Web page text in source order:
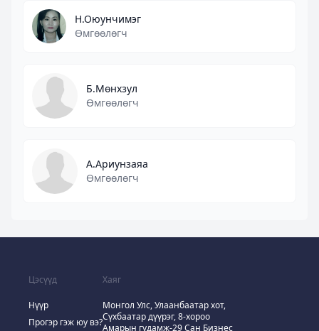
Н.Оюунчимэг
Өмгөөлөгч
Б.Мөнхзул
Өмгөөлөгч
А.Ариунзаяа
Өмгөөлөгч
Цэсүүд
Нүүр
Прогэр гэж юу вэ?
Хаяг
Монгол Улс, Улаанбаатар хот,
Сүхбаатар дүүрэг, 8-хороо
Амарын гудамж-29 Сан Бизнес